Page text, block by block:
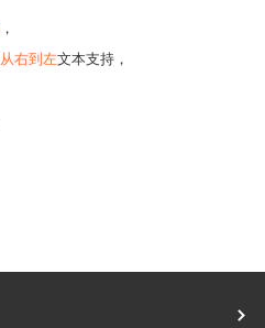
，
从右到左文本支持，